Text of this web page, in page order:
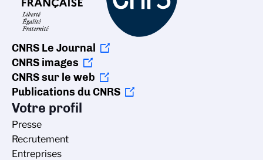
CNRS Le Journal
CNRS images
CNRS sur le web
Publications du CNRS
Votre profil
Presse
Recrutement
Entreprises